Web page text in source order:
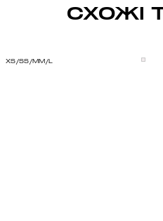
СХОЖІ
XS/SS/M M/L